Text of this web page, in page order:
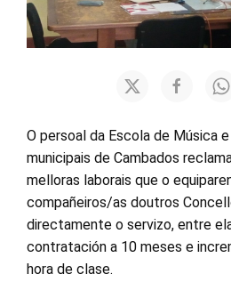
O persoal da Escola de Música
municipais de Cambados
melloras laborais que o
compañeiros/as doutros
directamente o servizo, entre
contratación a 10 meses e
hora de clase.